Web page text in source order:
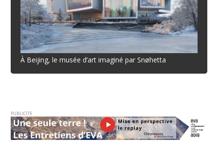
À Beijing, le musée d’art imaginé par Snøhetta
PUBLICITE